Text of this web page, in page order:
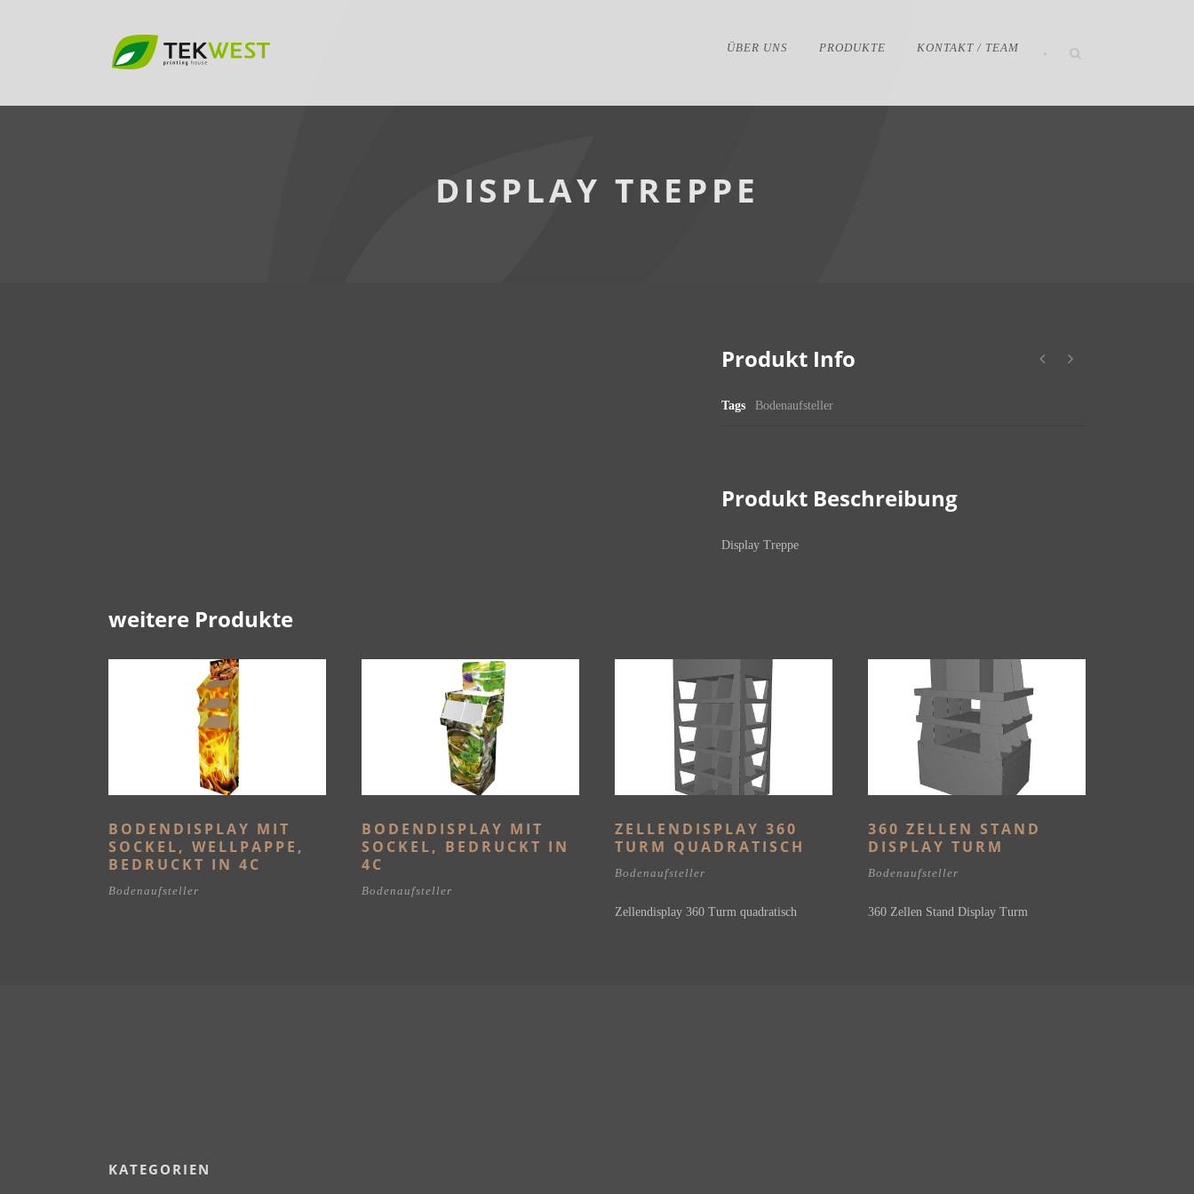
ÜBER UNS PRODUKTE KONTAKT / TEAM •
DISPLAY TREPPE
Produkt Info
Tags Bodenaufsteller
Produkt Beschreibung
Display Treppe
weitere Produkte
BODENDISPLAY MIT
SOCKEL, WELLPAPPE,
BEDRUCKT IN 4C
Bodenaufsteller
BODENDISPLAY MIT
SOCKEL, BEDRUCKT IN
4C
Bodenaufsteller
ZELLENDISPLAY 360
TURM QUADRATISCH
Bodenaufsteller
Zellendisplay 360 Turm quadratisch
360 ZELLEN STAND
DISPLAY TURM
Bodenaufsteller
360 Zellen Stand Display Turm
KATEGORIEN